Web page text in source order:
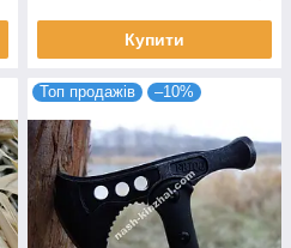
Купити
Топ продажів –10%